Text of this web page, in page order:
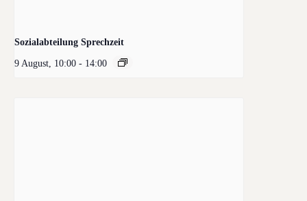
Sozialabteilung Sprechzeit
9 August, 10:00 - 14:00